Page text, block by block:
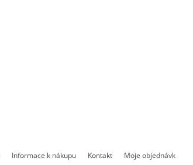
Informace k nákupu Kontakt Moje objednávka